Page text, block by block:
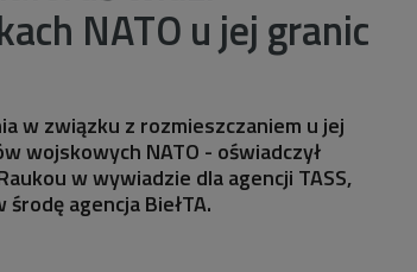
NATO u jej granic
w związku z rozmieszczaniem u jej
wojskowych NATO - oświadczył
w wywiadzie dla agencji TASS,
agencja BiełTA.